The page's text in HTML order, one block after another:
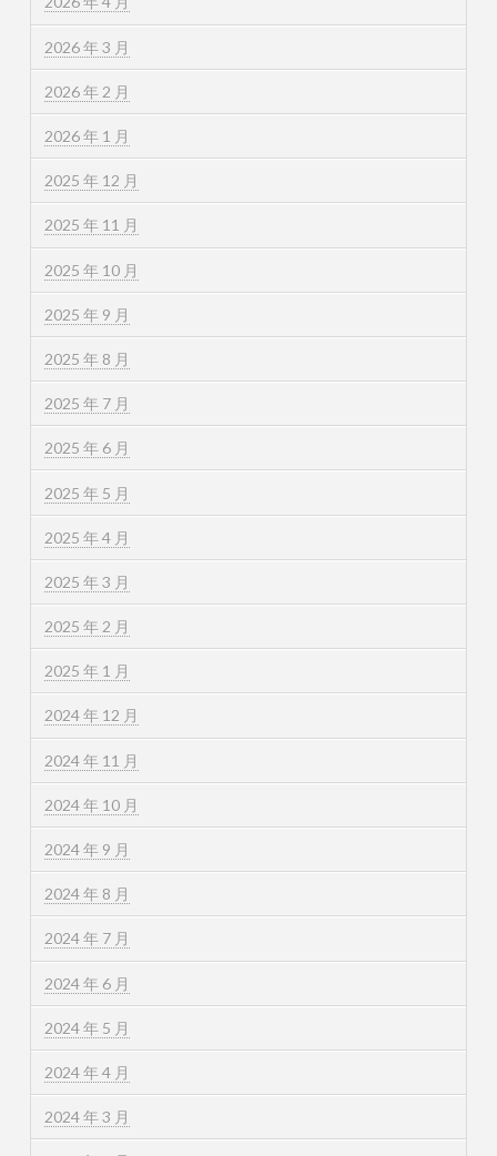
2026 年 3 月
2026 年 2 月
2026 年 1 月
2025 年 12 月
2025 年 11 月
2025 年 10 月
2025 年 9 月
2025 年 8 月
2025 年 7 月
2025 年 6 月
2025 年 5 月
2025 年 4 月
2025 年 3 月
2025 年 2 月
2025 年 1 月
2024 年 12 月
2024 年 11 月
2024 年 10 月
2024 年 9 月
2024 年 8 月
2024 年 7 月
2024 年 6 月
2024 年 5 月
2024 年 4 月
2024 年 3 月